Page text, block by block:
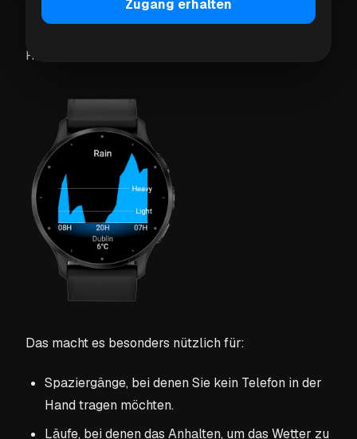
Ihrem Telefon. Auf der Uhr sind die wichtigsten
Regens in Ihrer Nähe.
Das macht es besonders nützlich für:
Spaziergänge, bei denen Sie kein Telefon in der
Hand tragen möchten.
Läufe, bei denen das Anhalten, um das Wetter zu
Zugang erhalten